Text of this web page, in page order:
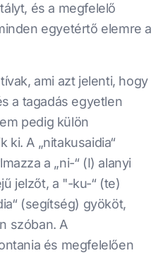
és a megfelelő
egyetértő elemre a
ami azt jelenti, hogy
a tagadás egyetlen
pedig külön
ki. A „nitakusaidia“
a „ni-“ (I) alanyi
jelzőt, a "-ku-“ (te)
(segítség) gyököt,
szóban. A
és megfelelően